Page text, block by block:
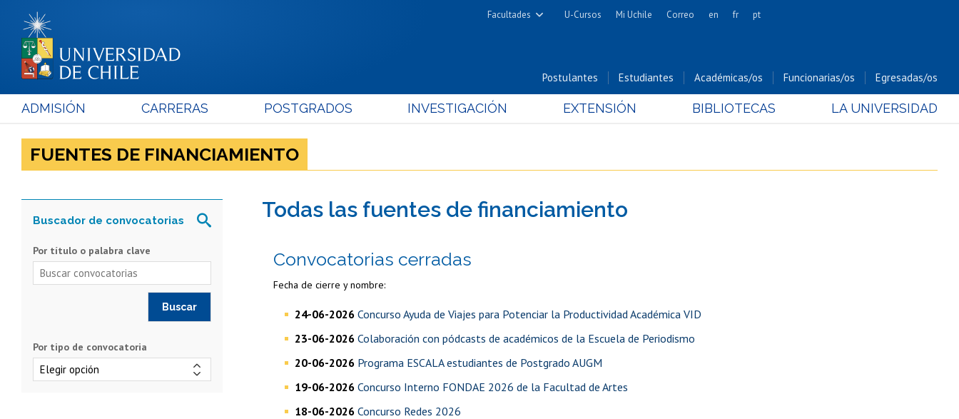
Facultades
Cs. Físicas y Matemáticas
Cs. Forestales y Conservación
Cs. Químicas y Farmacéuticas
Cs. Sociales
Medicina
U-Cursos Mi Uchile Correo en fr pt
Postulantes Estudiantes Académicas/os Funcionarias/os Egresadas/os
ADMISIÓN CARRERAS POSTGRADOS INVESTIGACIÓN EXTENSIÓN BIBLIOTECAS LA UNIVERSIDAD
FUENTES DE FINANCIAMIENTO
Buscador de convocatorias
Por título o palabra clave
Por tipo de convocatoria
todas las fuentes de financiamiento
Convocatorias cerradas
Fecha de cierre y nombre:
24-06-2026 Concurso Ayuda de Viajes para Potenciar la Productividad Académica VID
23-06-2026 Colaboración con pódcasts de académicos de la Escuela de Periodismo
20-06-2026 Programa ESCALA estudiantes de Postgrado AUGM
19-06-2026 Concurso Interno FONDAE 2026 de la Facultad de Artes
18-06-2026 Concurso Redes 2026